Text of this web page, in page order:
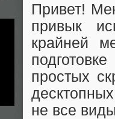
Привет!
привык
крайней
простых
не все